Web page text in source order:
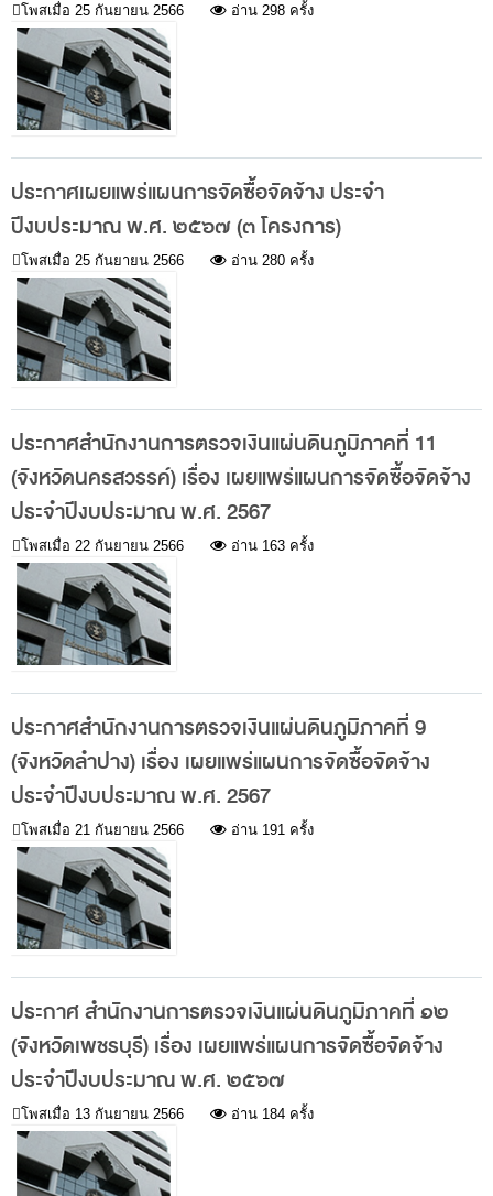
การป้องกันการทุจริต
การส่งเสริมความโปร่งใส
การเปิดโอกาสให้เกิดการมีส่วนร่วม
การขับเคลื่อนจริยธรรม
รายงานผลการปฏิบัติงานประจำปี
รายงานผลการดำเนินงานของ สตง.
แผน/ผลการปฏิบัติงานและการใช้จ่าย
แผนพัฒนาทรัพยากรบุคคล
รายงานการรับทรัพย์สินหรือประโยชน์อื่นใดโดย
ธรรมจรรยา
รายงานของผู้สอบบัญชีและรายงานการเงินของ สตง.
รายงานผลตามนโยบาย No Gift Policy
คลังความรู้
กฎหมายที่เกี่ยวข้อง
แนวทางการปฏิบัติงานตรวจสอบ
บทความ/เอกสารเผยแพร่
ภาพกิจกรรม
อินโฟกราฟิก
ตอบข้อสอบถามของหน่วยรับตรวจ
รู้รักษ์เงินแผ่นดินกับ สตง.
สื่อวีดิทิศน์
วีดิทัศน์เกี่ยวกับ สตง.
สตง.ขอบอก
ตอบข้อสอบถามตามมาตรา 57
คำถามที่พบบ่อย
ดาวน์โหลดเอกสาร
คำวินิจฉัยความผิดวินัยการเงินการคลัง
ดาวน์โหลด
โพสเมื่อ 25 กันยายน 2566 อ่าน 298 ครั้ง
ประกาศเผยแพร่แผนการจัดซื้อจัดจ้าง ประจำ
ปีงบประมาณ พ.ศ. ๒๕๖๗ (๓ โครงการ)
โพสเมื่อ 25 กันยายน 2566 อ่าน 280 ครั้ง
ประกาศสำนักงานการตรวจเงินแผ่นดินภูมิภาคที่ 11
(จังหวัดนครสวรรค์) เรื่อง เผยแพร่แผนการจัดซื้อจัดจ้าง
ประจำปีงบประมาณ พ.ศ. 2567
โพสเมื่อ 22 กันยายน 2566 อ่าน 163 ครั้ง
ประกาศสำนักงานการตรวจเงินแผ่นดินภูมิภาคที่ 9
(จังหวัดลำปาง) เรื่อง เผยแพร่แผนการจัดซื้อจัดจ้าง
ประจำปีงบประมาณ พ.ศ. 2567
โพสเมื่อ 21 กันยายน 2566 อ่าน 191 ครั้ง
ประกาศ สำนักงานการตรวจเงินแผ่นดินภูมิภาคที่ ๑๒
(จังหวัดเพชรบุรี) เรื่อง เผยแพร่แผนการจัดซื้อจัดจ้าง
ประจำปีงบประมาณ พ.ศ. ๒๕๖๗
โพสเมื่อ 13 กันยายน 2566 อ่าน 184 ครั้ง